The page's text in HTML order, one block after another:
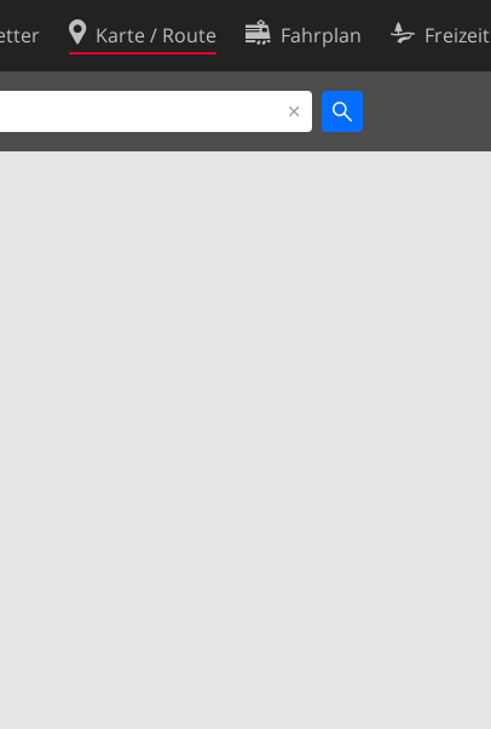
Karte / Route Fahrplan Freizeit
Cookie-Richtlinie
Cookie-Einstellungen